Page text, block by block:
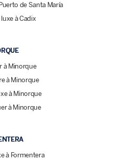
de Santa María
à Cadix
à Minorque
à Minorque
à Minorque
à Minorque
à Formentera